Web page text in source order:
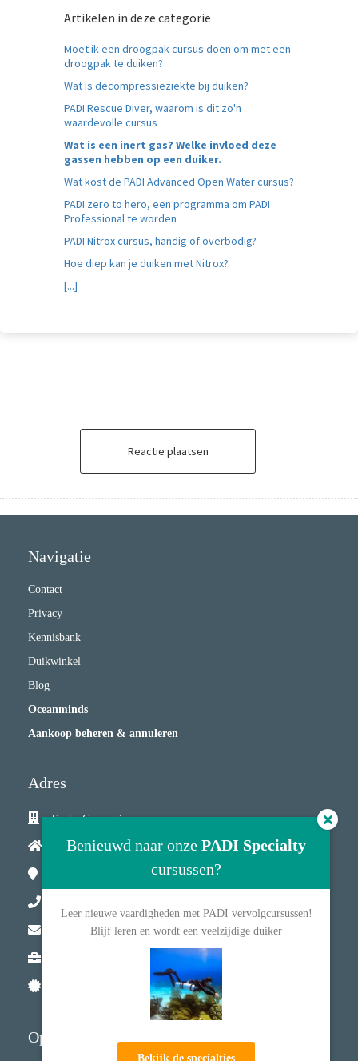
Artikelen in deze categorie
Moet ik een droogpak cursus doen om met een
droogpak te duiken?
Wat is decompressieziekte bij duiken?
PADI Rescue Diver, waarom is dit zo'n
waardevolle cursus
Wat is een inert gas? Welke invloed deze
gassen hebben op een duiker.
Wat kost de PADI Advanced Open Water cursus?
PADI zero to hero, een programma om PADI
Professional te worden
PADI Nitrox cursus, handig of overbodig?
Hoe diep kan je duiken met Nitrox?
[...]
Reactie plaatsen
Navigatie
Contact
Privacy
Kennisbank
Duikwinkel
Blog
Oceanminds
Aankoop beheren & annuleren
Adres
Scuba Connection
Lambertus Hortensiuslaan 36
info@scubaconnection.nl
BTW nummer: NL855065758B01
Openingstijden
Benieuwd naar onze PADI Specialty
cursussen?
Leer nieuwe vaardigheden met PADI vervolgcursussen!
Blijf leren en wordt een veelzijdige duiker
Bekijk de specialties